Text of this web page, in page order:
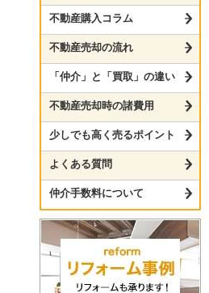
不動産購入コラム
不動産売却の流れ
「仲介」と「買取」の違い
不動産売却時の諸費用
少しでも高く売るポイント
よくある質問
仲介手数料について